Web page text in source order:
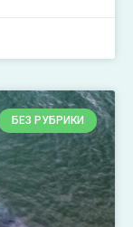
БЕЗ РУБРИКИ